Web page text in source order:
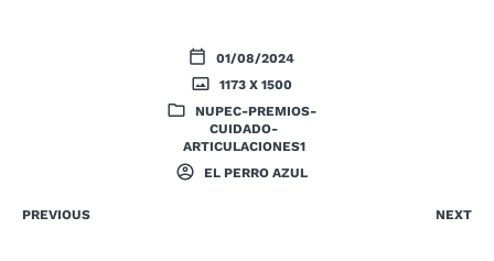
01/08/2024
1173 X 1500
NUPEC-PREMIOS-
CUIDADO-
ARTICULACIONES1
EL PERRO AZUL
PREVIOUS NEXT